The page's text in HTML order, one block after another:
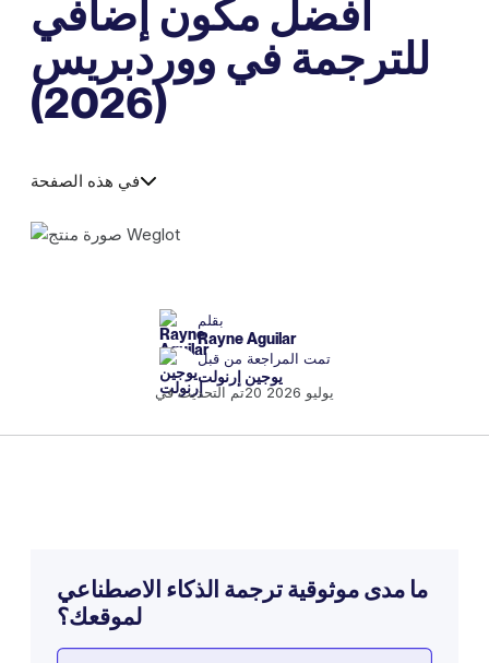
أفضل مكون إضافي
للترجمة في ووردبريس
(2026)
في هذه الصفحة
بقلم
Rayne Aguilar
تمت المراجعة من قبل
يوجين إرنولت
تم التحديث في
20 يوليو 2026
ما مدى موثوقية ترجمة الذكاء الاصطناعي
لموقعك؟